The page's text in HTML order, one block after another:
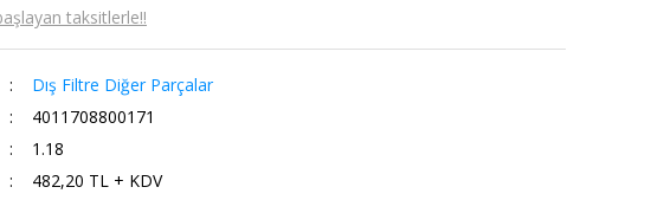
taksitlerle!!
Dış Filtre Diğer Parçalar
4011708800171
1.18
482,20 TL + KDV